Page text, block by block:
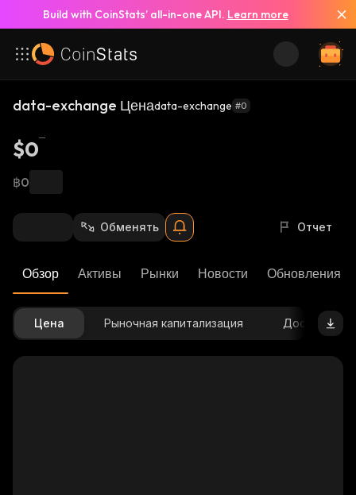
Build with CoinStats’ all-in-one API. Learn more
data-exchange Ценаdata-exchange #0
$0
฿0
Обменять Отчет
Обзор Активы Рынки Новости Обновления
Цена Рыночная капитализация Доступное